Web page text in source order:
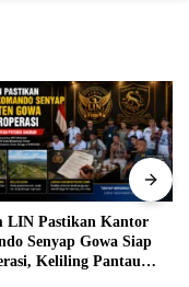
TANAH DAN
DI AIRMADIDI